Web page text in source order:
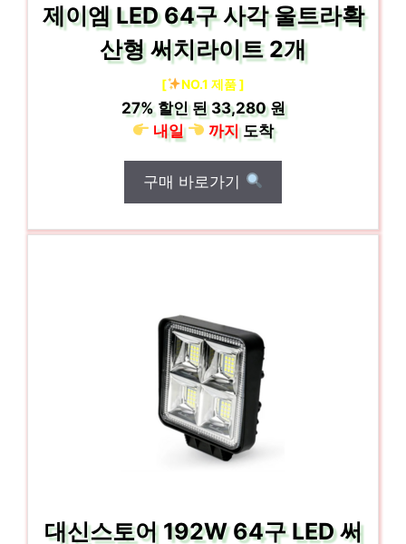
제이엠 LED 64구 사각 울트라확
산형 써치라이트 2개
[ NO.1 제품 ]
27%할인 된33,280 원
내일
까지도착
구매 바로가기
대신스토어 192W 64구 LED 써